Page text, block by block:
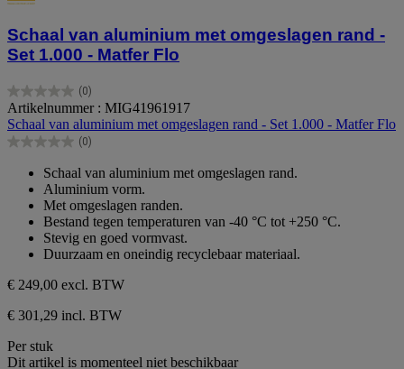
Schaal van aluminium met omgeslagen rand -
Set 1.000 - Matfer Flo
(0)
0.0
van
de
5
Artikelnummer : MIG41961917
Schaal van aluminium met omgeslagen rand - Set 1.000 - Matfer Flo
(0)
0.0
sterren.
Schaal van aluminium met omgeslagen rand.
Aluminium vorm.
Met omgeslagen randen.
Bestand tegen temperaturen van -40 °C tot +250 °C.
Stevig en goed vormvast.
Duurzaam en oneindig recyclebaar materiaal.
€ 249,00 excl. BTW
€ 301,29 incl. BTW
Per stuk
Dit artikel is momenteel niet beschikbaar